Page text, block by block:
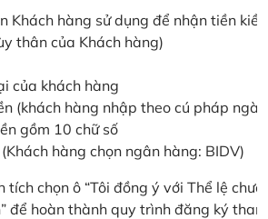
Khách hàng sử dụng để nhận tiền
thân của Khách hàng)
của khách hàng
(khách hàng nhập theo cú pháp
gồm 10 chữ số
hàng chọn ngân hàng: BIDV)
tích chọn ô “Tôi đồng ý với Thể lệ
để hoàn thành quy trình đăng ký